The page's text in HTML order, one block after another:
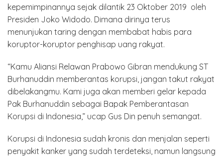
kepemimpinannya sejak dilantik 23 Oktober 2019 oleh
Presiden Joko Widodo. Dimana dirinya terus
menunjukan taring dengan membabat habis para
koruptor-koruptor penghisap uang rakyat.
“Kamu Aliansi Relawan Prabowo Gibran mendukung ST
Burhanuddin memberantas korupsi, jangan takut rakyat
dibelakangmu. Kami juga akan memberi gelar kepada
Pak Burhanuddin sebagai Bapak Pemberantasan
Korupsi di Indonesia,” ucap Gus Din penuh semangat.
Korupsi di Indonesia sudah kronis dan menjalan seperti
penyakit kanker yang sudah terdeteksi, namun langsung